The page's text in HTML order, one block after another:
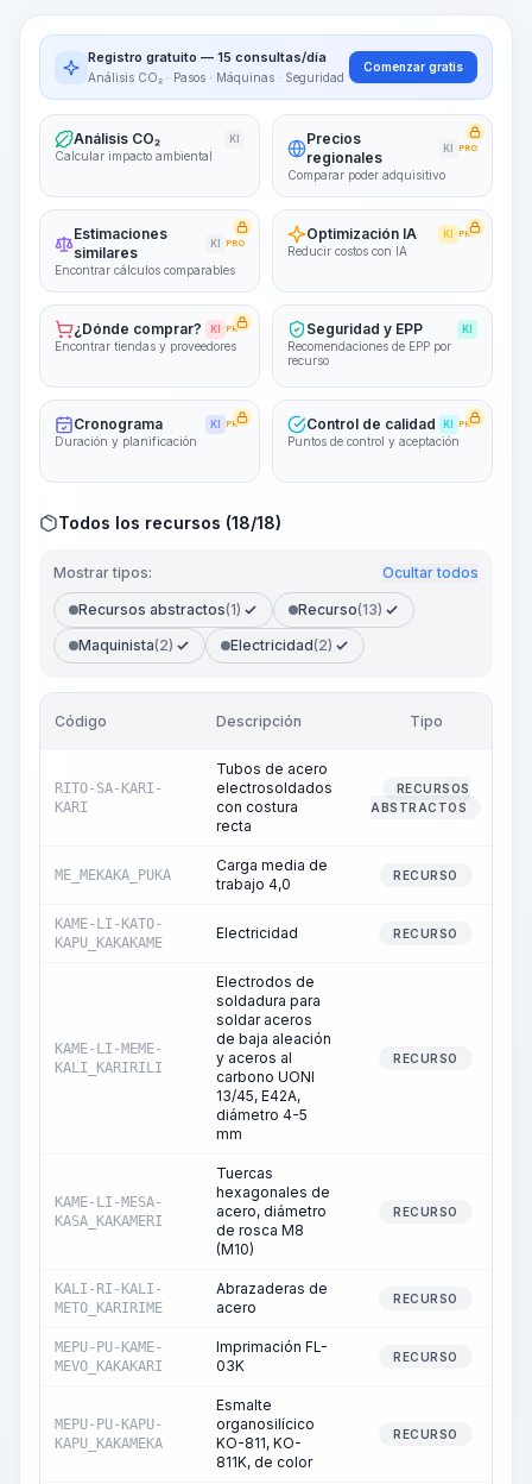
Registro gratuito — 15 consultas/día
Análisis CO₂ · Pasos · Máquinas · Seguridad
Comenzar gratis
Análisis CO₂ KI
Calcular impacto ambiental
Precios
regionales
KI PRO
Comparar poder adquisitivo
Estimaciones
similares
KI PRO
Encontrar cálculos comparables
Optimización IA KI PRO
Reducir costos con IA
¿Dónde comprar? KI PRO
Encontrar tiendas y proveedores
Seguridad y EPP KI
Recomendaciones de EPP por
recurso
Cronograma KI PRO
Duración y planificación
Control de calidad KI PRO
Puntos de control y aceptación
Todos los recursos (18/18)
Mostrar tipos: Ocultar todos
Recursos abstractos(1) Recurso(13)
Maquinista(2) Electricidad(2)
Código Descripción Tipo
RITO-SA-KARI-
KARI
Tubos de acero
electrosoldados
con costura
recta
RECURSOS
ABSTRACTOS
ME_MEKAKA_PUKA
Carga media de
trabajo 4,0
RECURSO
KAME-LI-KATO-
KAPU_KAKAKAME
Electricidad RECURSO
KAME-LI-MEME-
KALI_KARIRILI
Electrodos de
soldadura para
soldar aceros
de baja aleación
y aceros al
carbono UONI
13/45, E42A,
diámetro 4-5
mm
RECURSO
KAME-LI-MESA-
KASA_KAKAMERI
Tuercas
hexagonales de
acero, diámetro
de rosca M8
(M10)
RECURSO
KALI-RI-KALI-
METO_KARIRIME
Abrazaderas de
acero
RECURSO
MEPU-PU-KAME-
MEVO_KAKAKARI
Imprimación FL-
03K
RECURSO
MEPU-PU-KAPU-
KAPU_KAKAMEKA
Esmalte
organosilícico
KO-811, KO-
811K, de color
RECURSO